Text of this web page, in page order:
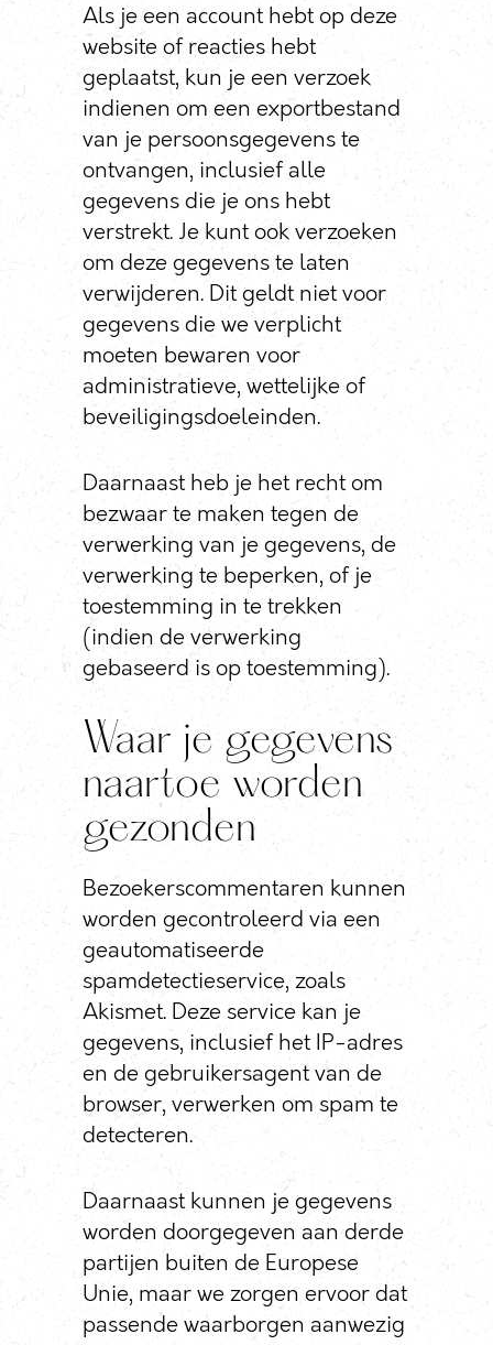
Als je een account hebt op deze
website of reacties hebt
geplaatst, kun je een verzoek
indienen om een exportbestand
van je persoonsgegevens te
ontvangen, inclusief alle
gegevens die je ons hebt
verstrekt. Je kunt ook verzoeken
om deze gegevens te laten
verwijderen. Dit geldt niet voor
gegevens die we verplicht
moeten bewaren voor
administratieve, wettelijke of
beveiligingsdoeleinden.
Daarnaast heb je het recht om
bezwaar te maken tegen de
verwerking van je gegevens, de
verwerking te beperken, of je
toestemming in te trekken
(indien de verwerking
gebaseerd is op toestemming).
Waar je gegevens
naartoe worden
gezonden
Bezoekerscommentaren kunnen
worden gecontroleerd via een
geautomatiseerde
spamdetectieservice, zoals
Akismet. Deze service kan je
gegevens, inclusief het IP-adres
en de gebruikersagent van de
browser, verwerken om spam te
detecteren.
Daarnaast kunnen je gegevens
worden doorgegeven aan derde
partijen buiten de Europese
Unie, maar we zorgen ervoor dat
passende waarborgen aanwezig